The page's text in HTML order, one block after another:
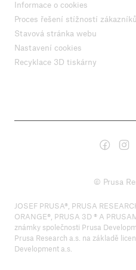
Informace o cookies
Proces řešení stížností zákazníků
Stavová stránka webu
Nastavení cookies
Recyklace 3D tiskárny
© Prusa
JOSEF PRUSA®, PRUSA
ORANGE®, PRUSA 3D ® A
známky společnosti Prusa
Prusa Research a.s. na základě
Development a.s.